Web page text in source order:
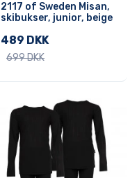
2117 of Sweden Misan,
skibukser, junior, beige
489 DKK
699 DKK